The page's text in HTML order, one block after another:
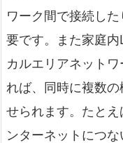
ワーク間で接続し
要です。また家庭
カルエリアネット
れば、同時に複数
せられます。たと
ンターネットにつ